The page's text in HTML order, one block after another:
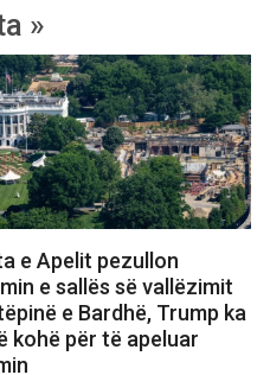
»
e Apelit pezullon
e sallës së vallëzimit
e Bardhë, Trump ka
kohë për të apeluar